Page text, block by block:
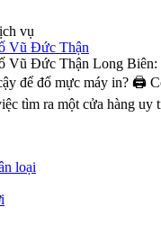
vụ
Vũ Đức Thận
Vũ Đức Thận Long Biên:
để đổ mực máy in? 🖨️
tìm ra một cửa hàng uy
loại